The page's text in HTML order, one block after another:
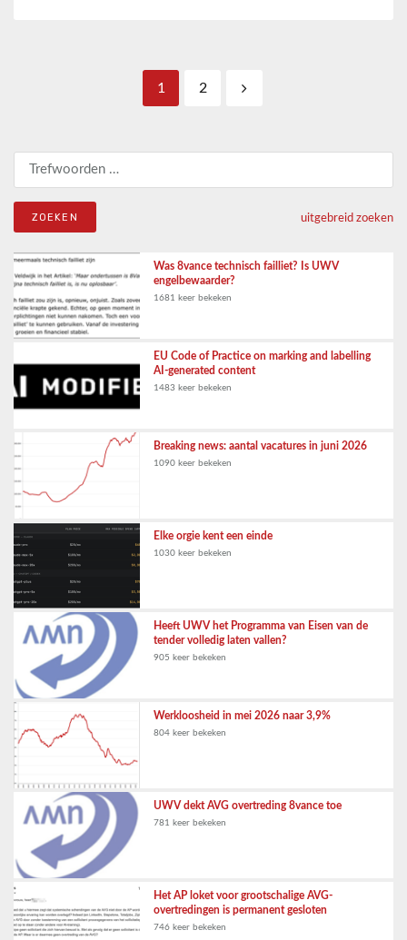
Berichten paginering
1 2
Zoeken naar:
uitgebreid zoeken
Was 8vance technisch failliet? Is UWV
engelbewaarder?
1681 keer bekeken
EU Code of Practice on marking and labelling
AI-generated content
1483 keer bekeken
Breaking news: aantal vacatures in juni 2026
1090 keer bekeken
Elke orgie kent een einde
1030 keer bekeken
Heeft UWV het Programma van Eisen van de
tender volledig laten vallen?
905 keer bekeken
Werkloosheid in mei 2026 naar 3,9%
804 keer bekeken
UWV dekt AVG overtreding 8vance toe
781 keer bekeken
Het AP loket voor grootschalige AVG-
overtredingen is permanent gesloten
746 keer bekeken